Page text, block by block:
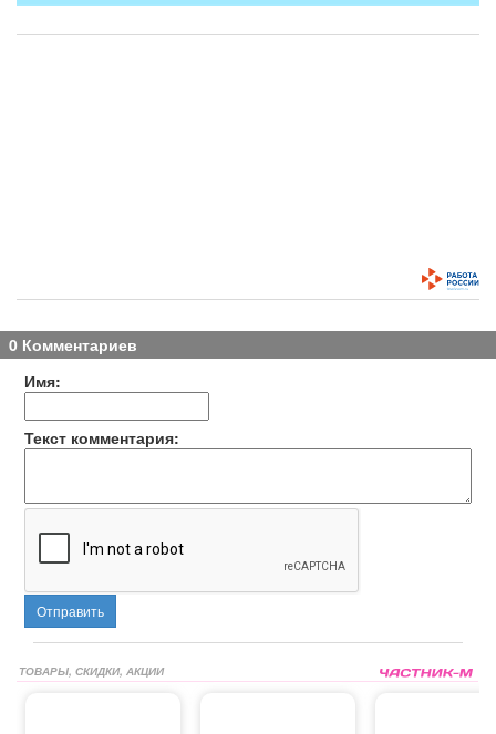
0 Комментариев
Имя:
Текст комментария:
Отправить
ТОВАРЫ, СКИДКИ, АКЦИИ